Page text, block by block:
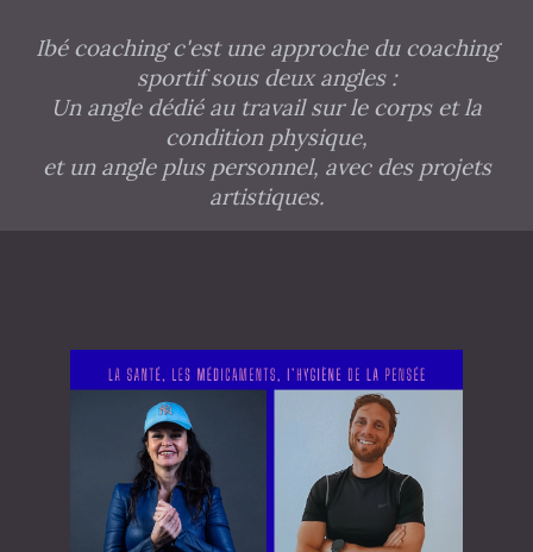
Ibé coaching c'est une approche du coaching
sportif sous deux angles :
Un angle dédié au travail sur le corps et la
condition physique,
et un angle plus personnel, avec des projets
artistiques.